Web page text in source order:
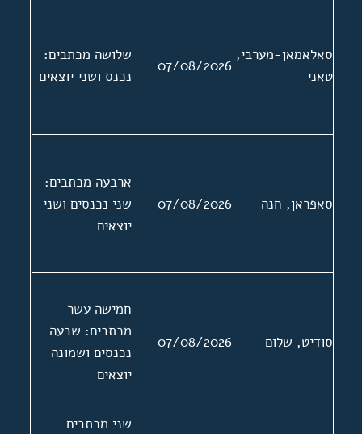
סאלאמאן-מערבי,
טאני
07/08/2026
שלושה מכתבים:
נכנס ושני יוצאים
סאפראן, חנה 07/08/2026
ארבעה מכתבים:
שני נכנסים ושני
יוצאים
סודיט, שלום 07/08/2026
חמישה עשר
מכתבים: שבעה
נכנסים ושמונה
יוצאים
שני מכתבים